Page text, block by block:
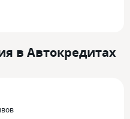
в Автокредитах